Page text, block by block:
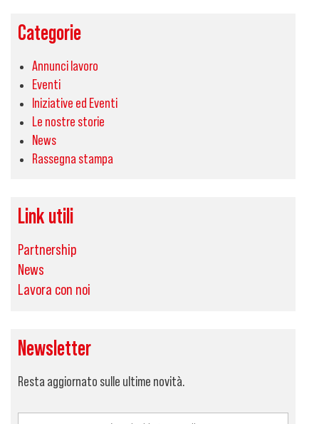
Categorie
Annunci lavoro
Eventi
Iniziative ed Eventi
Le nostre storie
News
Rassegna stampa
Link utili
Partnership
News
Lavora con noi
Newsletter
Resta aggiornato sulle ultime novità.